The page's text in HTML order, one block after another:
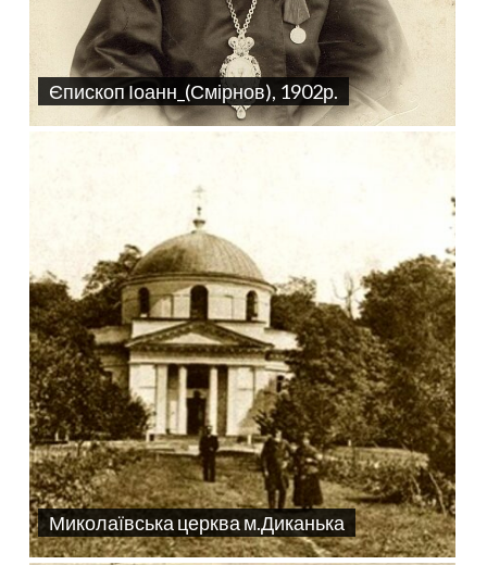
Єпископ Іоанн_(Смірнов), 1902р.
Миколаївська церква м.Диканька